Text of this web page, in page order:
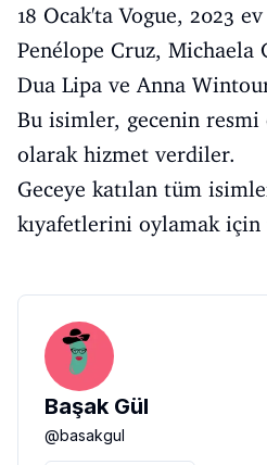
18 Ocak'ta Vogue, 2023
Penélope Cruz, Michaela
Dua Lipa ve Anna
Bu isimler, gecenin
olarak hizmet verdiler.
Geceye katılan tüm
kıyafetlerini oylamak için
Başak Gül
@basakgul